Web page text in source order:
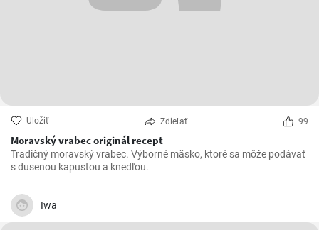
Uložiť Zdieľať 99
Moravský vrabec originál recept
Tradičný moravský vrabec. Výborné mäsko, ktoré sa môže podávať
s dusenou kapustou a knedľou.
Iwa